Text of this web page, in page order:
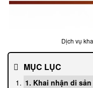
Dịch vụ
MỤC LỤC
1. Khai nhận di